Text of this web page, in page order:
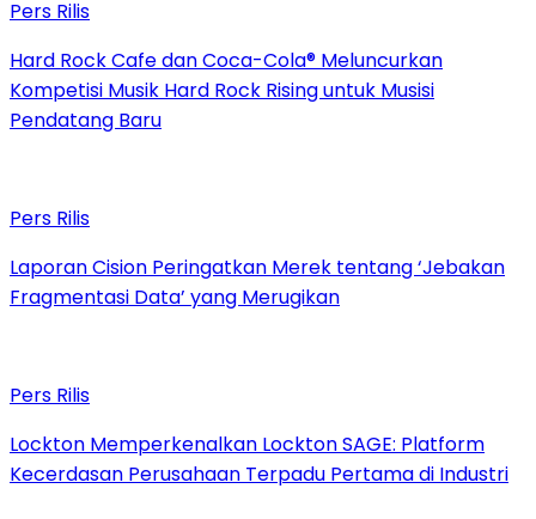
Pers Rilis
Hard Rock Cafe dan Coca-Cola® Meluncurkan
Kompetisi Musik Hard Rock Rising untuk Musisi
Pendatang Baru
Pers Rilis
Laporan Cision Peringatkan Merek tentang ‘Jebakan
Fragmentasi Data’ yang Merugikan
Pers Rilis
Lockton Memperkenalkan Lockton SAGE: Platform
Kecerdasan Perusahaan Terpadu Pertama di Industri